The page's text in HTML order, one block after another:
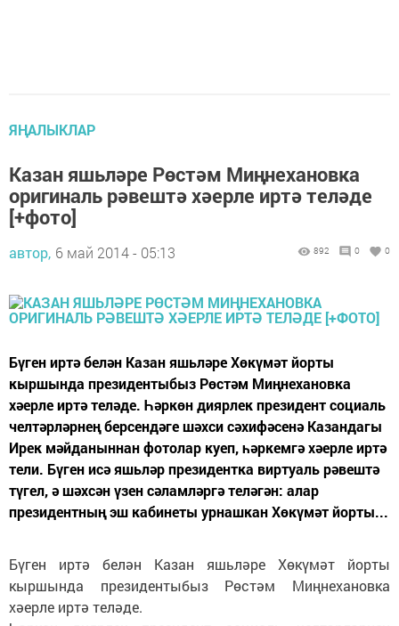
ЯҢАЛЫКЛАР
Казан яшьләре Рөстәм Миңнехановка
оригиналь рәвештә хәерле иртә теләде
[+фото]
автор, 6 май 2014 - 05:13 892 0 0
Бүген иртә белән Казан яшьләре Хөкүмәт йорты
кыршында президентыбыз Рөстәм Миңнехановка
хәерле иртә теләде. Һәркөн диярлек президент социаль
челтәрләрнең берсендәге шәхси сәхифәсенә Казандагы
Ирек мәйданыннан фотолар куеп, һәркемгә хәерле иртә
тели. Бүген исә яшьләр президентка виртуаль рәвештә
түгел, ә шәхсән үзен сәламләргә теләгән: алар
президентның эш кабинеты урнашкан Хөкүмәт йорты...
Бүген иртә белән Казан яшьләре Хөкүмәт йорты
кыршында президентыбыз Рөстәм Миңнехановка
хәерле иртә теләде.